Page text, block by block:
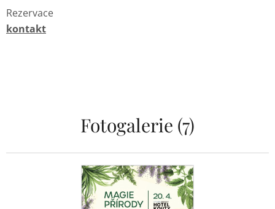
Rezervace
kontakt
Fotogalerie (7)